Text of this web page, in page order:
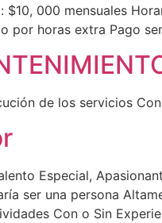
000 mensuales
por horas extra Pago
de los servicios
Especial,
ser una persona
Con o Sin